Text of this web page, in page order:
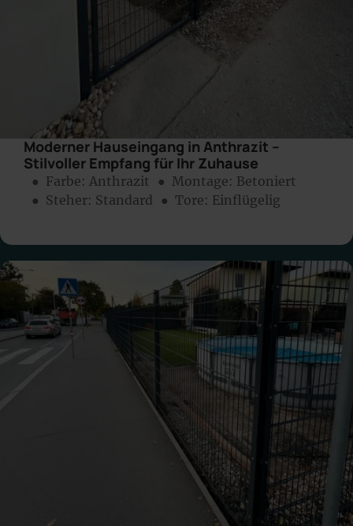
Moderner Hauseingang in Anthrazit –
Stilvoller Empfang für Ihr Zuhause
● Farbe: Anthrazit ● Montage: Betoniert
● Steher: Standard
● Tore: Einflügelig